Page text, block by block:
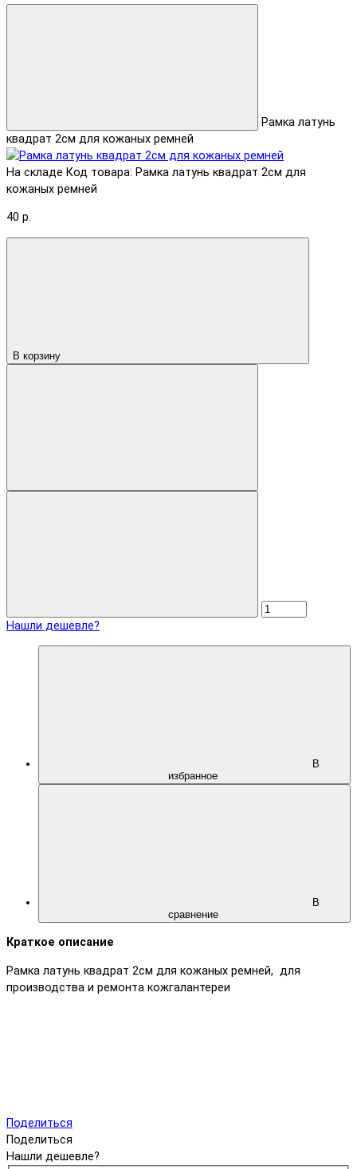
Рамка латунь
квадрат 2см для кожаных ремней
На складе Код товара: Рамка латунь квадрат 2см для
кожаных ремней
40 р.
В корзину
Нашли дешевле?
В
избранное
В
сравнение
Краткое описание
Рамка латунь квадрат 2см для кожаных ремней, для
производства и ремонта кожгалантереи
Поделиться
Поделиться
Нашли дешевле?